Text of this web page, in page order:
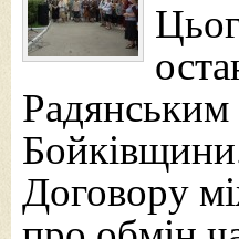
Радянським
Договору